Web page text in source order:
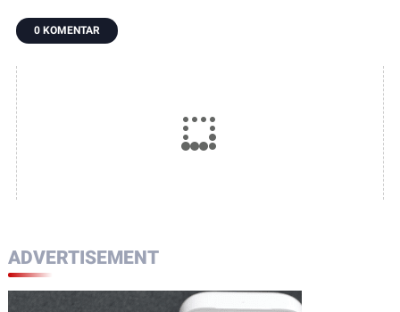
Jadi Awal Harapan
Panen Berlimpah
0 KOMENTAR
ADVERTISEMENT